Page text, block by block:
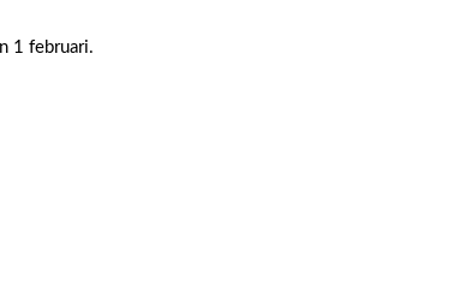
1 februari.